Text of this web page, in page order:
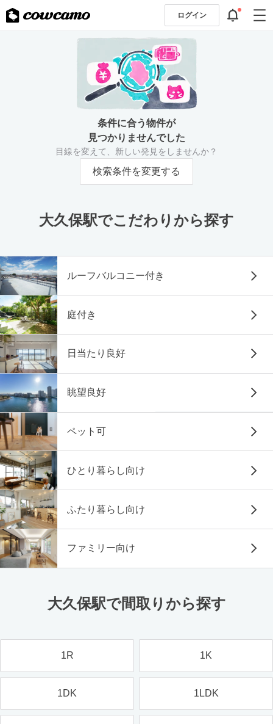
ログイン
条件に合う物件が
見つかりませんでした
目線を変えて、新しい発見をしませんか？
検索条件を変更する
大久保駅でこだわりから探す
ルーフバルコニー付き
庭付き
日当たり良好
眺望良好
ペット可
ひとり暮らし向け
ふたり暮らし向け
ファミリー向け
大久保駅で間取りから探す
1R 1K
1DK 1LDK